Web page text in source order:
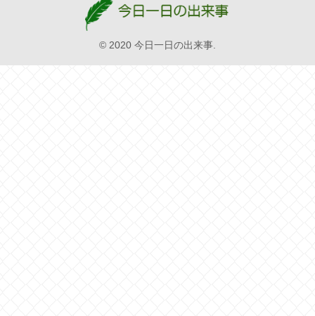
© 2020 今日一日の出来事.